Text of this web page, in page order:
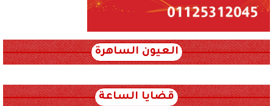
العيون الساهرة
قضايا الساعة